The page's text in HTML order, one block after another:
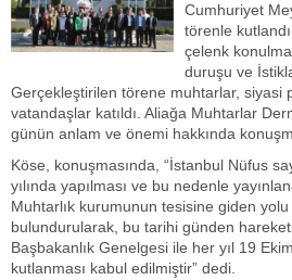
Cumhuriyet
törenle
çelenk
duruşu ve
Gerçekleştirilen törene muhtarlar, siyasi
vatandaşlar katıldı. Aliağa Muhtarlar
günün anlam ve önemi hakkında
Köse, konuşmasında, “İstanbul Nüfus
yılında yapılması ve bu nedenle
Muhtarlık kurumunun tesisine giden yolu
bulundurularak, bu tarihi günden
Başbakanlık Genelgesi ile her yıl 19
kutlanması kabul edilmiştir” dedi.